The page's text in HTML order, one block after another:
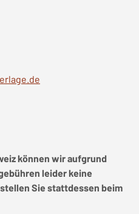
können wir aufgrund
leider keine
Sie stattdessen beim